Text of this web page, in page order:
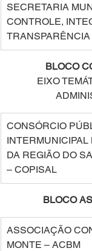
SECRETARIA
CONTROLE,
BLOCO
EIXO
CONSÓRCIO
INTERMUNICIPAL
DA REGIÃO DO
– COPISAL
BLOCO
ASSOCIAÇÃO
MONTE – ACBM